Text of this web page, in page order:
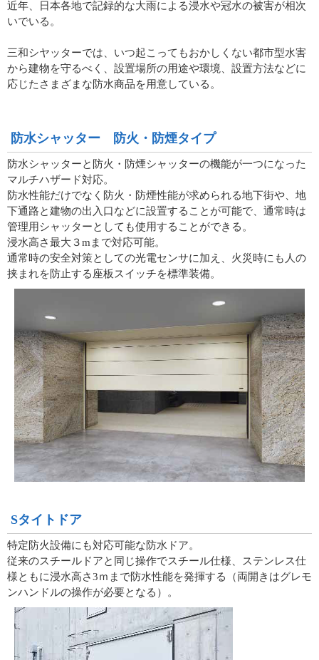
近年、日本各地で記録的な大雨による浸水や冠水の被害が相次
いでいる。
三和シヤッターでは、いつ起こってもおかしくない都市型水害
から建物を守るべく、設置場所の用途や環境、設置方法などに
応じたさまざまな防水商品を用意している。
防水シャッター 防火・防煙タイプ
防水シャッターと防火・防煙シャッターの機能が一つになった
マルチハザード対応。
防水性能だけでなく防火・防煙性能が求められる地下街や、地
下通路と建物の出入口などに設置することが可能で、通常時は
管理用シャッターとしても使用することができる。
浸水高さ最大３mまで対応可能。
通常時の安全対策としての光電センサに加え、火災時にも人の
挟まれを防止する座板スイッチを標準装備。
Sタイトドア
特定防火設備にも対応可能な防水ドア。
従来のスチールドアと同じ操作でスチール仕様、ステンレス仕
様ともに浸水高さ3ｍまで防水性能を発揮する（両開きはグレモ
ンハンドルの操作が必要となる）。